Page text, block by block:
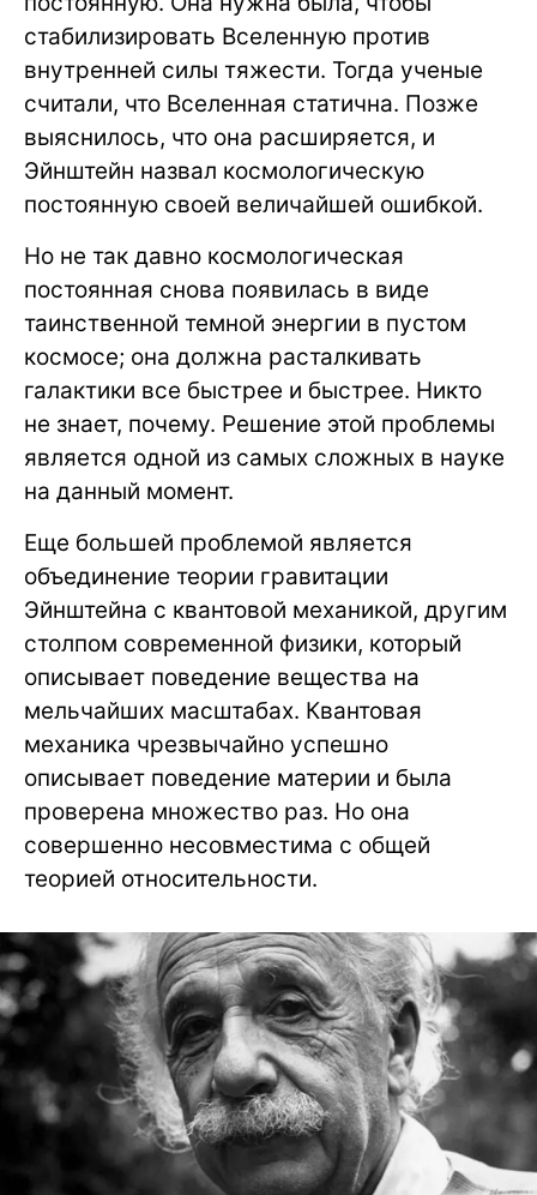
стабилизировать Вселенную против
внутренней силы тяжести. Тогда ученые
считали, что Вселенная статична. Позже
выяснилось, что она расширяется, и
Эйнштейн назвал космологическую
постоянную своей величайшей ошибкой.
Но не так давно космологическая
постоянная снова появилась в виде
таинственной темной энергии в пустом
космосе; она должна расталкивать
галактики все быстрее и быстрее. Никто
не знает, почему. Решение этой проблемы
является одной из самых сложных в науке
на данный момент.
Еще большей проблемой является
объединение теории гравитации
Эйнштейна с квантовой механикой, другим
столпом современной физики, который
описывает поведение вещества на
мельчайших масштабах. Квантовая
механика чрезвычайно успешно
описывает поведение материи и была
проверена множество раз. Но она
совершенно несовместима с общей
теорией относительности.